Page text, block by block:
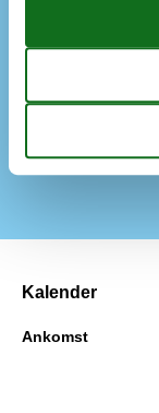
Husdyr ikke tilladt
Renoveret år
Trægulv
Kalender
Ankomst